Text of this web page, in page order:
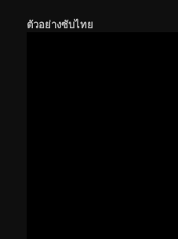
ตัวอย่างซับไทย